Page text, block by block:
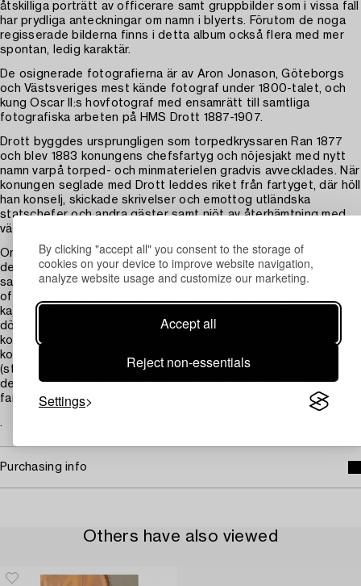
By clicking "accept all" you consent to the storage of
cookies on your device to improve website navigation,
analyze website usage and customize our marketing.
Accept all
Reject non-essentials
Settings
åtskilliga porträtt av officerare samt gruppbilder som i vissa fall
har prydliga anteckningar om namn i blyerts. Förutom de noga
regisserade bilderna finns i detta album också flera med mer
spontan, ledig karaktär.
De osignerade fotografierna är av Aron Jonason, Göteborgs
och Västsveriges mest kände fotograf under 1800-talet, och
kung Oscar II:s hovfotograf med ensamrätt till samtliga
fotografiska arbeten på HMS Drott 1887-1907.
Drott byggdes ursprungligen som torpedkryssaren Ran 1877
och blev 1883 konungens chefsfartyg och nöjesjakt med nytt
namn varpå torped- och minmaterielen gradvis avvecklades. När
konungen seglade med Drott leddes riket från fartyget, där höll
han konselj, skickade skrivelser och emottog utländska
statschefer och andra gäster samt njöt av återhämtning med
vänner, musicerade m.m.
Ombord på Drott fanns en vacker röksalong och akter om
denna ett uppspänt suntält under vilket allehanda ostörda
samkväm ordnades för konung med uppvaktning och fartygets
officerare. Under däck fanns längst akterut fartygschefens
kajuta, två adjutantshytter och en större salong från vilken
dörrar ledde till konungens och drottningens sviter. I
konungens svit fanns sovhytt och daghytt som nyttjades som
konungens kontor, där han även förvarade sin ropare i silver
(storamiralens befälstecken) och sitt personliga dryckeshorn. I
den stora salongen fanns även en orgel installerad. Dessutom
fanns en elegant avlång matsal ombord.
.
Purchasing info
Others have also viewed